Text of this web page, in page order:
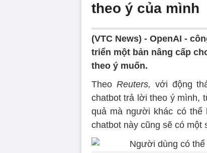
theo ý của mình
(VTC News) - OpenAI -
triển một bản nâng cấp
theo ý muốn.
Theo Reuters, với động
chatbot trả lời theo ý mình,
quả mà người khác có thể
chatbot này cũng sẽ có một